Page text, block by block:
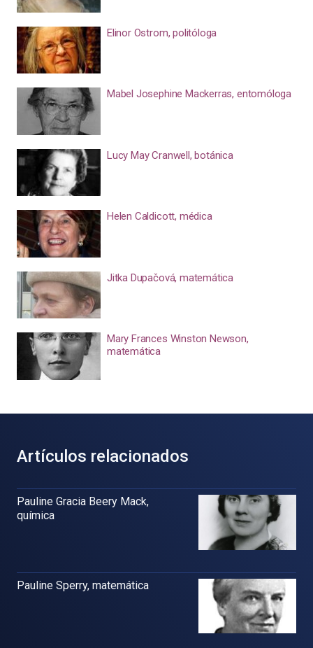
Elinor Ostrom, politóloga
Mabel Josephine Mackerras, entomóloga
Lucy May Cranwell, botánica
Helen Caldicott, médica
Jitka Dupačová, matemática
Mary Frances Winston Newson,
matemática
Artículos relacionados
Pauline Gracia Beery Mack,
química
Pauline Sperry, matemática